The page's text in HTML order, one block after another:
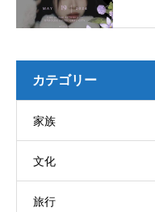
カテゴリー
家族
文化
旅行